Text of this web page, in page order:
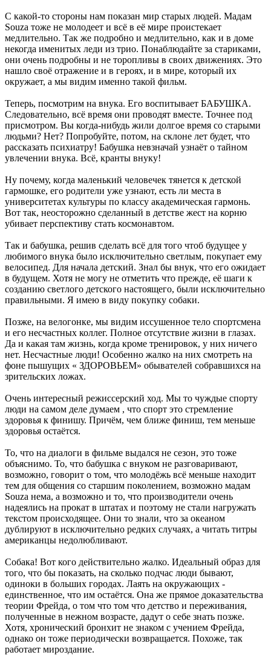
С какой-то стороны нам показан мир старых людей. Мадам
Souza тоже не молодеет и всё в её мире проистекает
медлительно. Так же подробно и медлительно, как и в доме
некогда именитых леди из трио. Понаблюдайте за стариками,
они очень подробны и не торопливы в своих движениях. Это
нашло своё отражение и в героях, и в мире, который их
окружает, а мы видим именно такой фильм.
Теперь, посмотрим на внука. Его воспитывает БАБУШКА.
Следовательно, всё время они проводят вместе. Точнее под
присмотром. Вы когда-нибудь жили долгое время со старыми
людьми? Нет? Попробуйте, потом, на склоне лет будет, что
рассказать психиатру! Бабушка невзначай узнаёт о тайном
увлечении внука. Всё, кранты внуку!
Ну почему, когда маленький человечек тянется к детской
гармошке, его родители уже узнают, есть ли места в
университетах культуры по классу академическая гармонь.
Вот так, неосторожно сделанный в детстве жест на корню
убивает перспективу стать космонавтом.
Так и бабушка, решив сделать всё для того чтоб будущее у
любимого внука было исключительно светлым, покупает ему
велосипед. Для начала детский. Знал бы внук, что его ожидает
в будущем. Хотя не могу не отметить что прежде, её шаги к
созданию светлого детского настоящего, были исключительно
правильными. Я имею в виду покупку собаки.
Позже, на велогонке, мы видим иссушенное тело спортсмена
и его несчастных коллег. Полное отсутствие жизни в глазах.
Да и какая там жизнь, когда кроме тренировок, у них ничего
нет. Несчастные люди! Особенно жалко на них смотреть на
фоне пышущих « ЗДОРОВЬЕМ» обывателей собравшихся на
зрительских ложах.
Очень интересный режиссерский ход. Мы то чуждые спорту
люди на самом деле думаем , что спорт это стремление
здоровья к финишу. Причём, чем ближе финиш, тем меньше
здоровья остаётся.
То, что на диалоги в фильме выдался не сезон, это тоже
объяснимо. То, что бабушка с внуком не разговаривают,
возможно, говорит о том, что молодёжь всё меньше находит
тем для общения со старшим поколением, возможно мадам
Souza нема, а возможно и то, что производители очень
надеялись на прокат в штатах и поэтому не стали нагружать
текстом происходящее. Они то знали, что за океаном
дублируют в исключительно редких случаях, а читать титры
американцы недолюбливают.
Собака! Вот кого действительно жалко. Идеальный образ для
того, что бы показать, на сколько подчас люди бывают,
одиноки в больших городах. Лаять на окружающих -
единственное, что им остаётся. Она же прямое доказательства
теории Фрейда, о том что том что детство и переживания,
полученные в нежном возрасте, дадут о себе знать позже.
Хотя, хронический бронхит не знаком с учением Фрейда,
однако он тоже периодически возвращается. Похоже, так
работает мироздание.